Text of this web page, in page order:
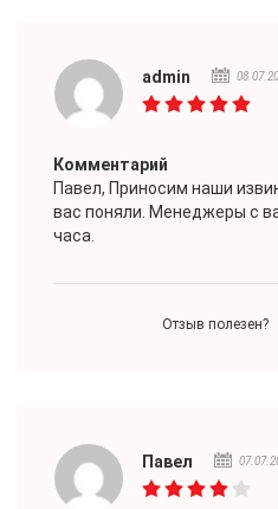
admin
Комментарий
Павел, Приносим наши
вас поняли. Менеджеры с
часа.
Отзыв полезен?
Павел